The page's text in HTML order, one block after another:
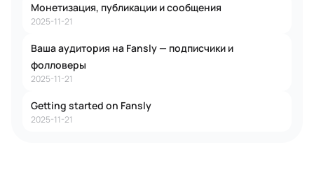
Монетизация, публикации и сообщения
2025-11-21
Ваша аудитория на Fansly — подписчики и
фолловеры
2025-11-21
Getting started on Fansly
2025-11-21